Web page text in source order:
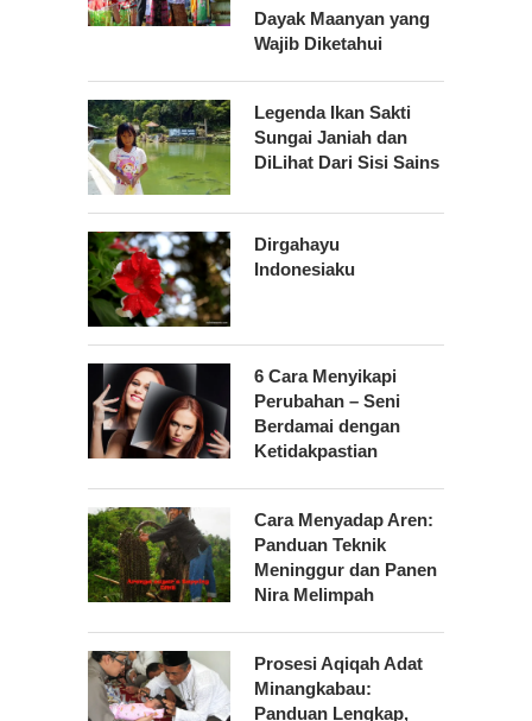
Dayak Maanyan yang
Wajib Diketahui
Legenda Ikan Sakti
Sungai Janiah dan
DiLihat Dari Sisi Sains
Dirgahayu
Indonesiaku
6 Cara Menyikapi
Perubahan – Seni
Berdamai dengan
Ketidakpastian
Cara Menyadap Aren:
Panduan Teknik
Meninggur dan Panen
Nira Melimpah
Prosesi Aqiqah Adat
Minangkabau:
Panduan Lengkap,